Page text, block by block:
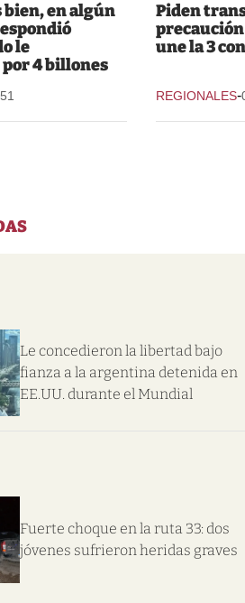
bien, en algún
le
4 billones
Piden
une la 3
REGIONALES-
Le concedieron la libertad bajo
fianza a la argentina detenida en
EE.UU. durante el Mundial
Fuerte choque en la ruta 33: dos
jóvenes sufrieron heridas graves